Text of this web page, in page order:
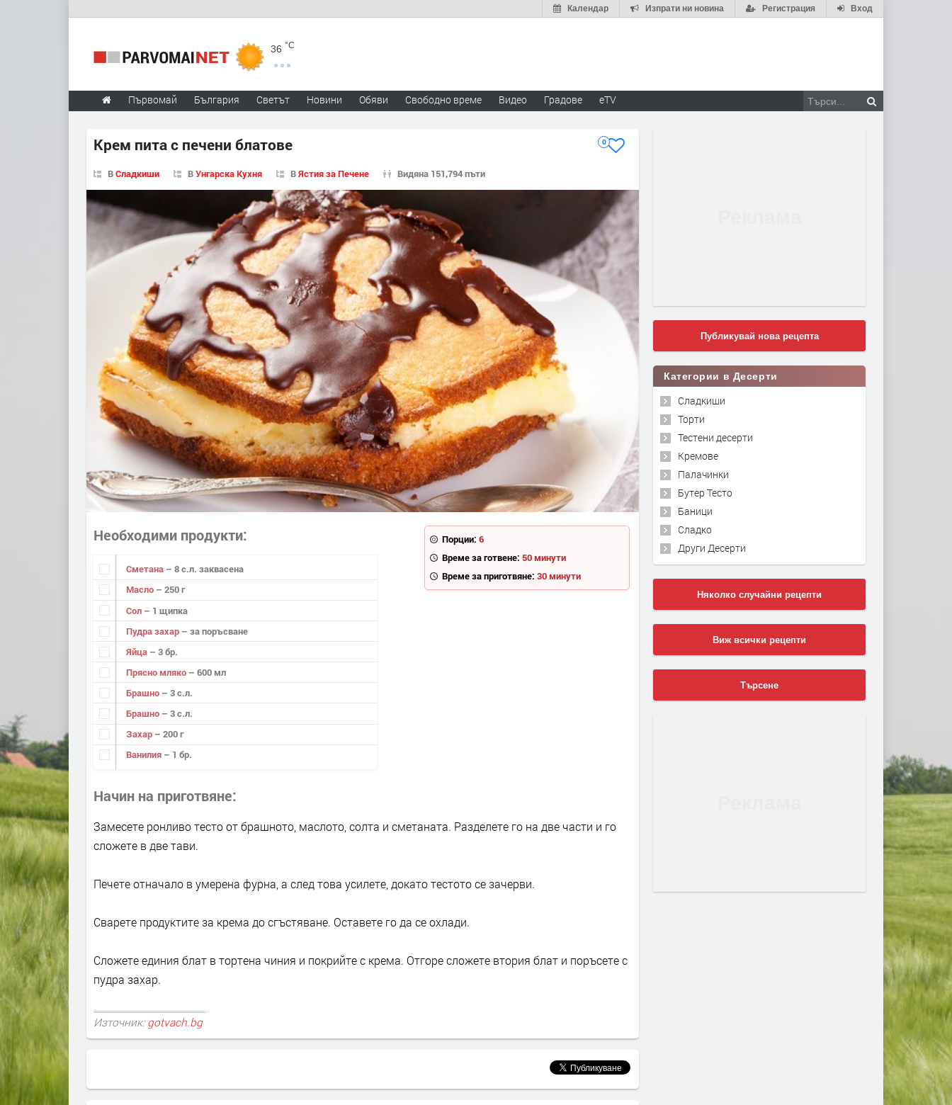
Вход
Регистрация
Изпрати ни новина
Календар
36 °C
Първомай България Светът Новини Обяви Свободно време Видео Градове eTV
Крем пита с печени блатове 0
ВСладкиши ВУнгарска Кухня ВЯстия за Печене Видяна 151,794 пъти
Порции: 6
Време за готвене: 50 минути
Време за приготвяне: 30 минути
Необходими продукти
Сметана – 8 с.л. заквасена
Масло – 250 г
Сол – 1 щипка
Пудра захар – за поръсване
Яйца – 3 бр.
Прясно мляко – 600 мл
Брашно – 3 с.л.
Брашно – 3 с.л.
Захар – 200 г
Ванилия – 1 бр.
Начин на приготвяне
Замесете ронливо тесто от брашното, маслото, солта и сметаната. Разделете го на две части и го
сложете в две тави.
Печете отначало в умерена фурна, а след това усилете, докато тестото се зачерви.
Сварете продуктите за крема до сгъстяване. Оставете го да се охлади.
Сложете единия блат в тортена чиния и покрийте с крема. Отгоре сложете втория блат и поръсете с
пудра захар.
Източник: gotvach.bg
Публикувай нова рецепта
Категории в Десерти
Сладкиши
Торти
Тестени десерти
Кремове
Палачинки
Бутер Тесто
Баници
Сладко
Други Десерти
Няколко случайни рецепти
Виж всички рецепти
Търсене